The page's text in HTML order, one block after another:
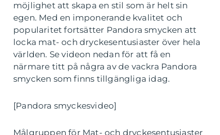
möjlighet att skapa en stil som är helt sin
egen. Med en imponerande kvalitet och
popularitet fortsätter Pandora smycken att
locka mat- och dryckesentusiaster över hela
världen. Se videon nedan för att få en
närmare titt på några av de vackra Pandora
smycken som finns tillgängliga idag.
[Pandora smyckesvideo]
Målgruppen för Mat- och dryckesentusiaster